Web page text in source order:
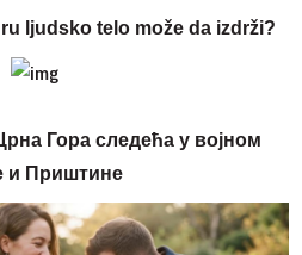
ljudsko telo može da izdrži?
Гора следећа у војном
и Приштине